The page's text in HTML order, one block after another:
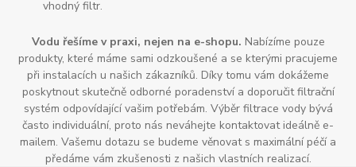
vhodný filtr.
Vodu řešíme v praxi, nejen na e-shopu. Nabízíme pouze
produkty, které máme sami odzkoušené a se kterými pracujeme
při instalacích u našich zákazníků. Díky tomu vám dokážeme
poskytnout skutečně odborné poradenství a doporučit filtrační
systém odpovídající vašim potřebám. Výběr filtrace vody bývá
často individuální, proto nás neváhejte kontaktovat ideálně e-
mailem. Vašemu dotazu se budeme věnovat s maximální péčí a
předáme vám zkušenosti z našich vlastních realizací.